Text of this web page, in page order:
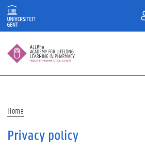
Overslaan
naar
inhoud
gaan
PROGRAMMA
PRAKTISCHE INFORMATIE/FAQ
Kruimelpad
Home
Privacy policy